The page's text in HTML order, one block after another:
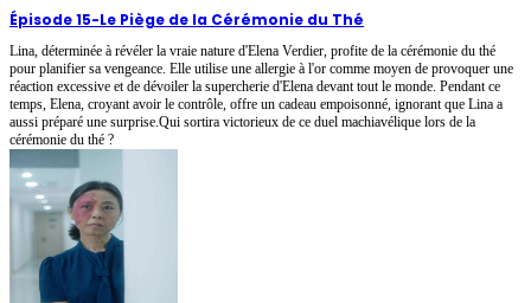
Épisode 15-Le Piège de la Cérémonie du Thé
Lina, déterminée à révéler la vraie nature d'Elena Verdier, profite de la cérémonie du thé
pour planifier sa vengeance. Elle utilise une allergie à l'or comme moyen de provoquer une
réaction excessive et de dévoiler la supercherie d'Elena devant tout le monde. Pendant ce
temps, Elena, croyant avoir le contrôle, offre un cadeau empoisonné, ignorant que Lina a
aussi préparé une surprise.Qui sortira victorieux de ce duel machiavélique lors de la
cérémonie du thé ?